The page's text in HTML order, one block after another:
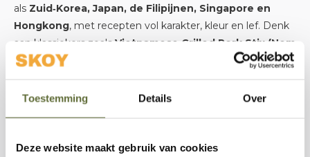
Toestemming Details Over
Deze website maakt gebruik van cookies
als Zuid‑Korea, Japan, de Filipijnen, Singapore en
Hongkong, met recepten vol karakter, kleur en lef. Denk
aan klassiekers zoals Vietnamese Grilled Pork Stix (Nem
Nuong),Sticky Korean Chicken Baos
en de
gericht op smaakexplosies die snel en met flair op de grill
Of je nu een beginnende barbecue‑fan bent of een